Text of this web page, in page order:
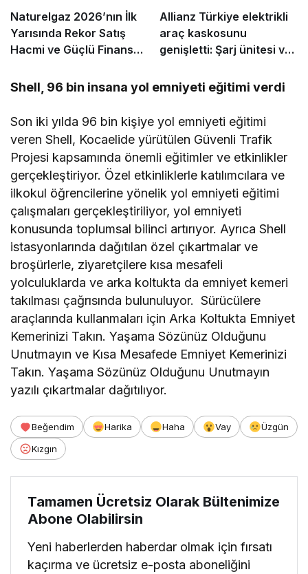
Naturelgaz 2026’nın İlk
Yarısında Rekor Satış
Hacmi ve Güçlü Finansal
Allianz Türkiye elektrikli
araç kaskosunu
genişletti: Şarj ünitesi ve
teminat kapsamında
Shell, 96 bin insana yol emniyeti eğitimi verdi
Son iki yılda 96 bin kişiye yol emniyeti eğitimi
veren Shell, Kocaelide yürütülen Güvenli Trafik
Projesi kapsamında önemli eğitimler ve etkinlikler
gerçekleştiriyor. Özel etkinliklerle katılımcılara ve
ilkokul öğrencilerine yönelik yol emniyeti eğitimi
çalışmaları gerçekleştiriliyor, yol emniyeti
konusunda toplumsal bilinci artırıyor. Ayrıca Shell
istasyonlarında dağıtılan özel çıkartmalar ve
broşürlerle, ziyaretçilere kısa mesafeli
yolculuklarda ve arka koltukta da emniyet kemeri
takılması çağrısında bulunuluyor. Sürücülere
araçlarında kullanmaları için Arka Koltukta Emniyet
Kemerinizi Takın. Yaşama Sözünüz Olduğunu
Unutmayın ve Kısa Mesafede Emniyet Kemerinizi
Takın. Yaşama Sözünüz Olduğunu Unutmayın
yazılı çıkartmalar dağıtılıyor.
Beğendim Harika Haha Vay
Üzgün
Kızgın
Tamamen Ücretsiz Olarak Bültenimize
Abone Olabilirsin
Yeni haberlerden haberdar olmak için fırsatı
kaçırma ve ücretsiz e-posta aboneliğini